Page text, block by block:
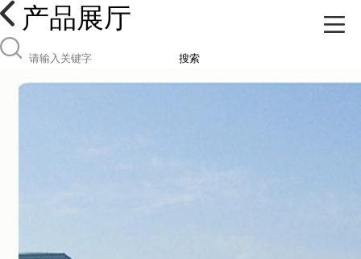
产品展厅
搜索